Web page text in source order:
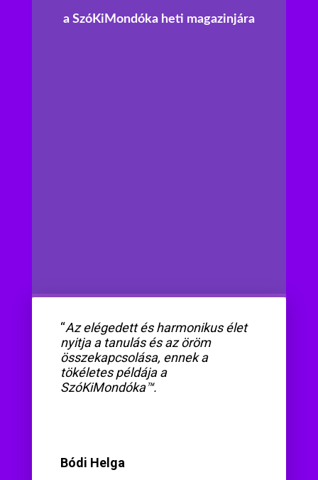
a SzóKiMondóka heti magazinjára
“Az elégedett és harmonikus élet
nyitja a tanulás és az öröm
összekapcsolása, ennek a
tökéletes példája a
SzóKiMondóka™.
Bódi Helga